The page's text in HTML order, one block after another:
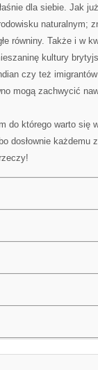
dla siebie. Jak
naturalnym;
równiny. Także i w
kultury
czy też
mogą zachwycić
do którego warto się
dosłownie każdemu